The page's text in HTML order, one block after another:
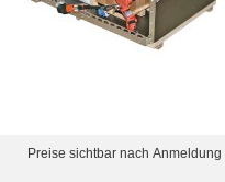
Preise sichtbar nach Anmeldung